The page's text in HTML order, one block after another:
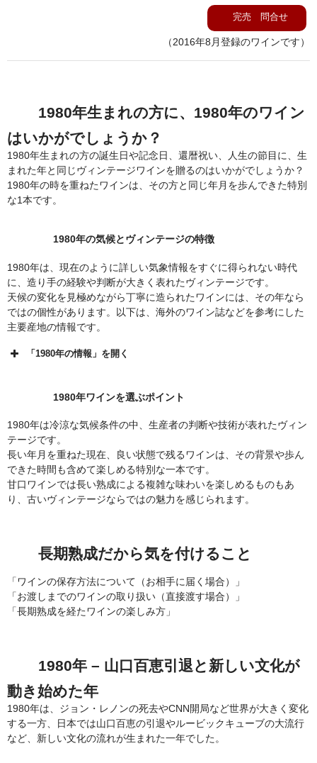
完売 問合せ
（2016年8月登録のワインです）
1980年生まれの方に、1980年のワイン
はいかがでしょうか？
1980年生まれの方の誕生日や記念日、還暦祝い、人生の節目に、生
まれた年と同じヴィンテージワインを贈るのはいかがでしょうか？
1980年の時を重ねたワインは、その方と同じ年月を歩んできた特別
な1本です。
1980年の気候とヴィンテージの特徴
1980年は、現在のように詳しい気象情報をすぐに得られない時代
に、造り手の経験や判断が大きく表れたヴィンテージです。
天候の変化を見極めながら丁寧に造られたワインには、その年なら
ではの個性があります。以下は、海外のワイン誌などを参考にした
主要産地の情報です。
「1980年の情報」を開く
1980年ワインを選ぶポイント
1980年は冷涼な気候条件の中、生産者の判断や技術が表れたヴィン
テージです。
長い年月を重ねた現在、良い状態で残るワインは、その背景や歩ん
できた時間も含めて楽しめる特別な一本です。
甘口ワインでは長い熟成による複雑な味わいを楽しめるものもあ
り、古いヴィンテージならではの魅力を感じられます。
長期熟成だから気を付けること
「ワインの保存方法について（お相手に届く場合）」
「お渡しまでのワインの取り扱い（直接渡す場合）」
「長期熟成を経たワインの楽しみ方」
1980年 – 山口百恵引退と新しい文化が
動き始めた年
1980年は、ジョン・レノンの死去やCNN開局など世界が大きく変化
する一方、日本では山口百恵の引退やルービックキューブの大流行
など、新しい文化の流れが生まれた一年でした。